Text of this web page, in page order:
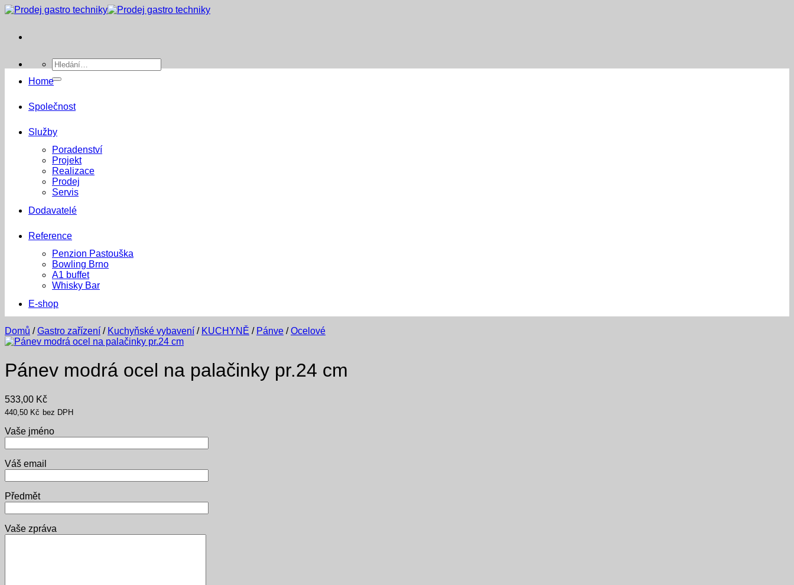
Přeskočit
Hledat:
Home
Společnost
Služby
Poradenství
Projekt
Realizace
Prodej
Servis
Dodavatelé
Reference
Penzion Pastouška
Bowling Brno
A1 buffet
Whisky Bar
E-shop
Domů / Gastro zařízení / Kuchyňské vybavení / KUCHYNĚ / Pánve / Ocelové
Pánev modrá ocel na palačinky pr.24 cm
533,00 Kč
440,50 Kč bez DPH
Vaše jméno
Váš email
Předmět
Vaše zpráva